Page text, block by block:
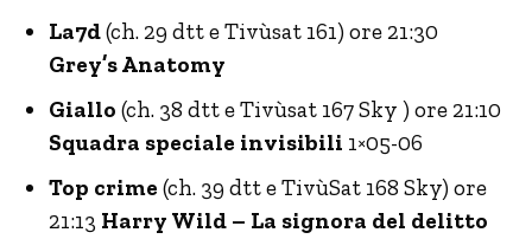
La7d(ch. 29 dtt e Tivùsat 161) ore 21:30
Grey’s Anatomy
Giallo (ch. 38 dtt e Tivùsat 167 Sky ) ore 21:10
Squadra speciale invisibili 1×05-06
Top crime (ch. 39 dtt e TivùSat 168 Sky) ore
21:13 Harry Wild – La signora del delitto